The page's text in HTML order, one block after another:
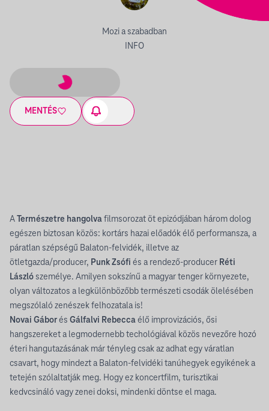
Mozi a szabadban
INFO
MENTÉS
ATermészetre hangolvafilmsorozat öt epizódjában három dolog
egészen biztosan közös: kortárs hazai előadók élő performansza, a
páratlan szépségű Balaton-felvidék, illetve az
ötletgazda/producer, Punk Zsófi és a rendező-producer Réti
László személye. Amilyen sokszínű a magyar tenger környezete,
olyan változatos a legkülönbözőbb természeti csodák ölelésében
megszólaló zenészek felhozatala is!
Novai Gáborés Gálfalvi Rebeccaélő improvizációs, ősi
hangszereket a legmodernebb techológiával közös nevezőre hozó
éteri hangutazásának már tényleg csak az adhat egy váratlan
csavart, hogy mindezt a Balaton-felvidéki tanúhegyek egyikének a
tetején szólaltatják meg. Hogy ez koncertfilm, turisztikai
kedvcsináló vagy zenei doksi, mindenki döntse el maga.